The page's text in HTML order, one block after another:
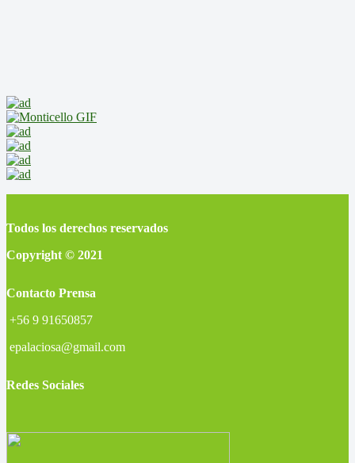
Todos los derechos reservados
Copyright © 2021
Contacto Prensa
+56 9 91650857
epalaciosa@gmail.com
Redes Sociales